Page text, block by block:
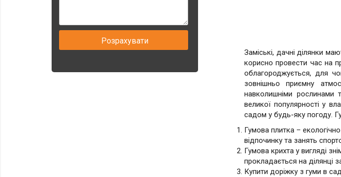
Заміські, дачні ділянки
корисно провести час на
облагороджується, для
зовнішньо приємну
навколишніми рослинами
великої популярності у
садом у будь-яку погоду.
Гумова плитка –
відпочинку та занять
Гумова крихта у вигляді
прокладається на ділянці
Купити доріжку з гуми в